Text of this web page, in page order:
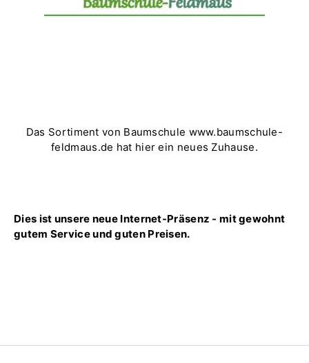
Das Sortiment von Baumschule www.baumschule-
feldmaus.de hat hier ein neues Zuhause.
Dies ist unsere neue Internet-Präsenz - mit gewohnt
gutem Service und guten Preisen.